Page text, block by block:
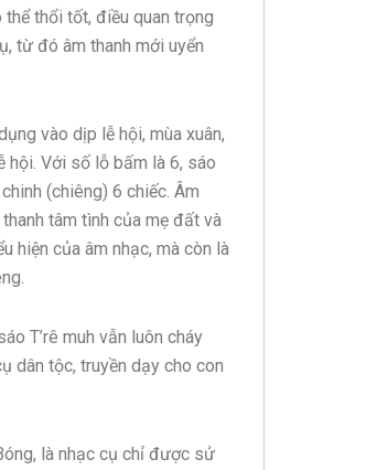
thổi tốt, điều quan trọng
từ đó âm thanh mới uyển
vào dịp lễ hội, mùa xuân,
hội. Với số lỗ bấm là 6, sáo
(chiêng) 6 chiếc. Âm
tâm tình của mẹ đất và
hiện của âm nhạc, mà còn là
T’rê muh vẫn luôn cháy
dân tộc, truyền dạy cho con
là nhạc cụ chỉ được sử